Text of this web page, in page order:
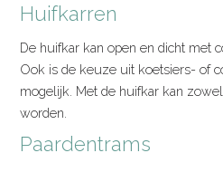
Huifkarren
De huifkar kan open en dicht met
Ook is de keuze uit koetsiers- of
mogelijk. Met de huifkar kan
worden.
Paardentrams